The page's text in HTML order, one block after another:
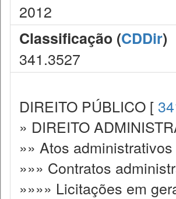
2012
Classificação (CDDir)
341.3527
DIREITO PÚBLICO [
» DIREITO
»» Atos
»»» Contratos
»»»» Licitações em